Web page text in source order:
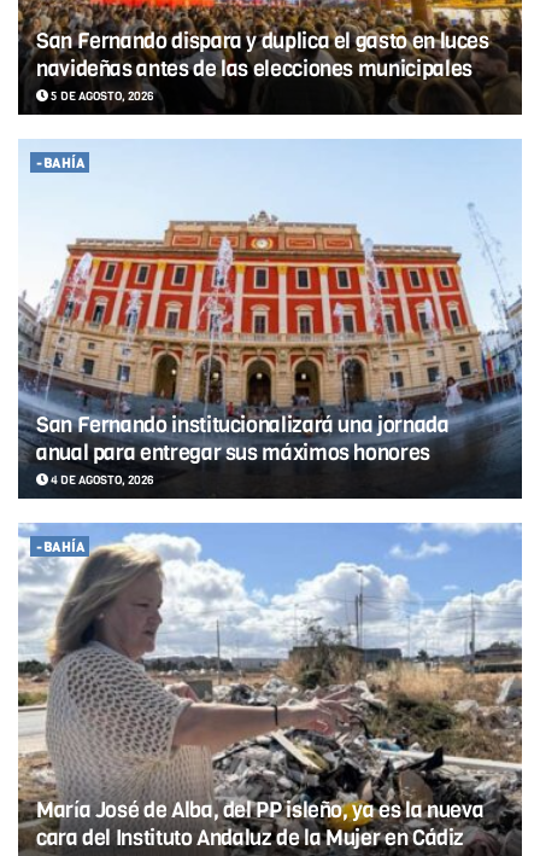
San Fernando dispara y duplica el gasto en luces
navideñas antes de las elecciones municipales
5 DE AGOSTO, 2026
-BAHÍA
San Fernando institucionalizará una jornada
anual para entregar sus máximos honores
4 DE AGOSTO, 2026
-BAHÍA
María José de Alba, del PP isleño, ya es la nueva
cara del Instituto Andaluz de la Mujer en Cádiz